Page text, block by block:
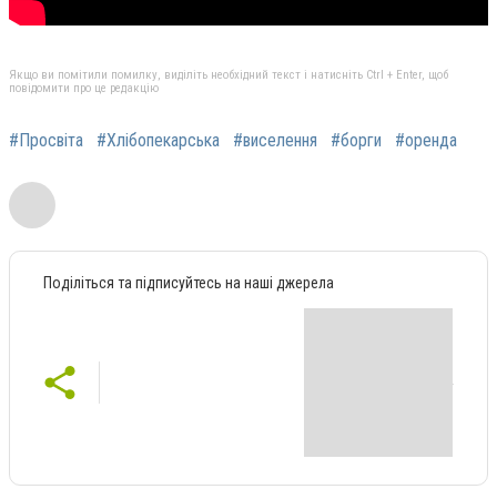
Якщо ви помітили помилку, виділіть необхідний текст і натисніть Ctrl + Enter, щоб
повідомити про це редакцію
#Просвіта #Хлібопекарська #виселення #борги #оренда
Поділіться та підписуйтесь на наші джерела